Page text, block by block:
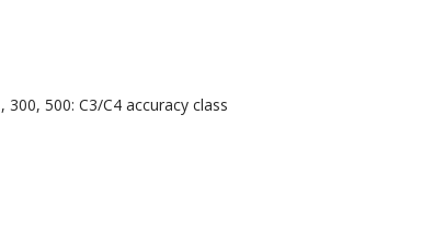
500: C3/C4 accuracy class